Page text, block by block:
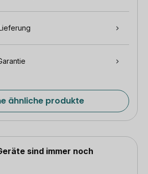
ähnliche produkte
sind immer noch